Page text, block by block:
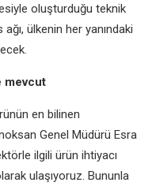
oluşturduğu teknik
ülkenin her yanındaki
mevcut
en bilinen
Genel Müdürü Esra
ilgili ürün ihtiyacı
ulaşıyoruz. Bununla